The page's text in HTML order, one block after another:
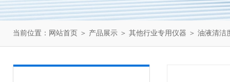
当前位置： 网站首页 ＞ 产品展示 ＞ 其他行业专用仪器 ＞ 油液清洁